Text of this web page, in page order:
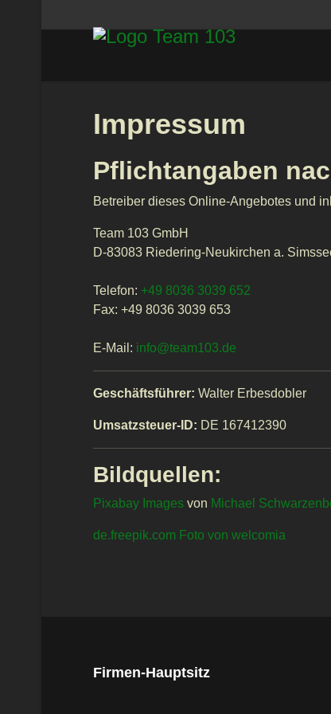
Impressum
Pflichtangaben
Betreiber dieses Online-Angebotes und
Team 103 GmbH
D-83083 Riedering-Neukirchen a.
Telefon: +49 8036 3039 652
Fax: +49 8036 3039 653
E-Mail: info@team103.de
Geschäftsführer: Walter Erbesdobler
Umsatzsteuer-ID: DE 167412390
Bildquellen:
Pixabay Images von Michael
de.freepik.com Foto von welcomia
Firmen-Hauptsitz